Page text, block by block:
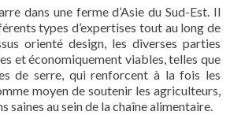
dans une ferme d’Asie du Sud-Est. Il
types d’expertises tout au long de
orienté design, les diverses parties
et économiquement viables, telles que
de serre, qui renforcent à la fois les
moyen de soutenir les agriculteurs,
saines au sein de la chaîne alimentaire.